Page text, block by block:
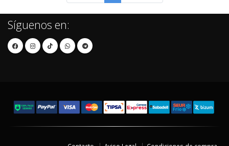
Síguenos en: